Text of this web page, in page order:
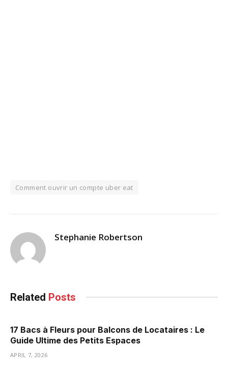
Comment ouvrir un compte uber eat
Stephanie Robertson
Related Posts
17 Bacs à Fleurs pour Balcons de Locataires : Le
Guide Ultime des Petits Espaces
APRIL 7, 2026